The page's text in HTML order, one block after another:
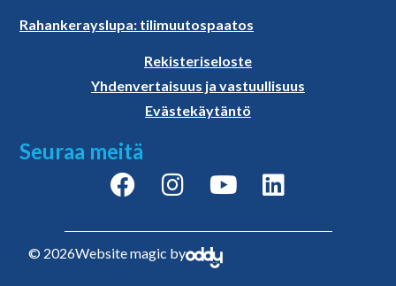
Rahankerayslupa: tilimuutospaatos
Rekisteriseloste
Yhdenvertaisuus ja vastuullisuus
Evästekäytäntö
Seuraa meitä
© 2026Website magic by